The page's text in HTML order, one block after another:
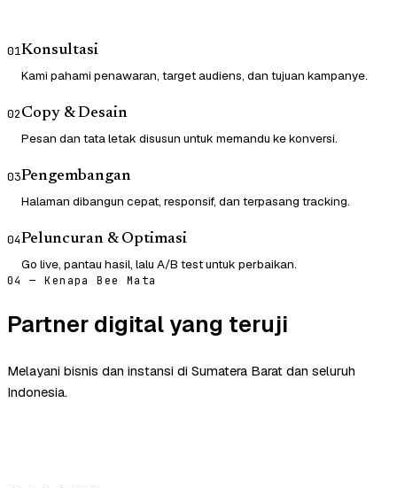
01Konsultasi
Kami pahami penawaran, target audiens, dan tujuan kampanye.
02Copy & Desain
Pesan dan tata letak disusun untuk memandu ke konversi.
03Pengembangan
Halaman dibangun cepat, responsif, dan terpasang tracking.
04Peluncuran & Optimasi
Go live, pantau hasil, lalu A/B test untuk perbaikan.
04 — Kenapa Bee Mata
Partner digital yang teruji
Melayani bisnis dan instansi di Sumatera Barat dan seluruh
Indonesia.